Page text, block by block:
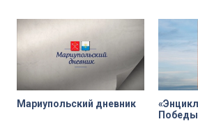
Мариупольский дневник